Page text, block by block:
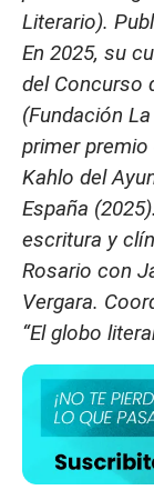
Literario).
En 2025, su
del Concurso
(Fundación
primer
Kahlo del
España
escritura y
Rosario con
Vergara.
“El globo